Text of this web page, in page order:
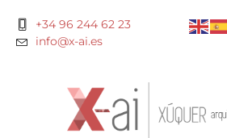
+34 96 244 62 23
info@x-ai.es